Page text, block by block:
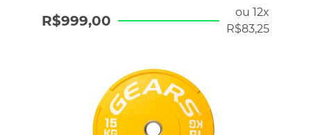
ou 12x
R$83,25
R$999,00